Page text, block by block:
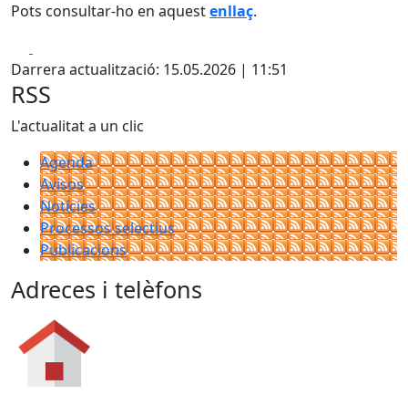
Pots consultar-ho en aquestenllaç.
Darrera actualització: 15.05.2026 | 11:51
RSS
L'actualitat a un clic
Agenda
Avisos
Notícies
Processos selectius
Publicacions
Adreces i telèfons